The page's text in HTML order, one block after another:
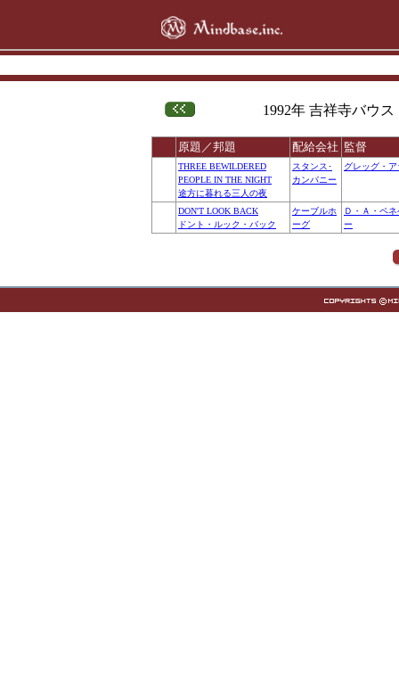
1992年 吉祥寺バウ
原題／邦題 配給会社 監督
THREE BEWILDERED
PEOPLE IN THE NIGHT
途方に暮れる三人の夜
スタンス･
カンパニー
グレッグ・ア
DON'T LOOK BACK
ドント・ルック・バック
ケーブルホ
ーグ
Ｄ・Ａ・ペ
ー